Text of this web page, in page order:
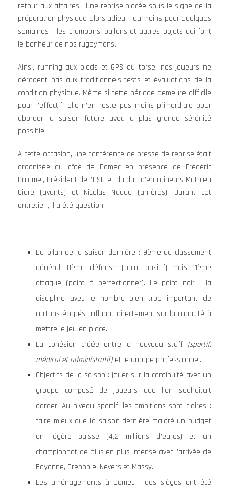
retour aux affaires. Une reprise placée sous le signe de la
préparation physique alors adieu – du moins pour quelques
semaines – les crampons, ballons et autres objets qui font
le bonheur de nos rugbymans.
Ainsi, running aux pieds et GPS au torse, nos joueurs ne
dérogent pas aux traditionnels tests et évaluations de la
condition physique. Même si cette période demeure difficile
pour l’effectif, elle n’en reste pas moins primordiale pour
aborder la saison future avec la plus grande sérénité
possible.
A cette occasion, une conférence de presse de reprise était
organisée du côté de Domec en présence de Frédéric
Calamel, Président de l’USC et du duo d’entraîneurs Mathieu
Cidre (avants) et Nicolas Nadau (arrières). Durant cet
entretien, il a été question :
Du bilan de la saison dernière : 9ème au classement
général, 8ème défense (point positif) mais 11ème
attaque (point à perfectionner). Le point noir : la
discipline avec le nombre bien trop important de
cartons écopés, influant directement sur la capacité à
mettre le jeu en place.
La cohésion créée entre le nouveau staff (sportif,
médical et administratif)et le groupe professionnel.
Objectifs de la saison : jouer sur la continuité avec un
groupe composé de joueurs que l’on souhaitait
garder. Au niveau sportif, les ambitions sont claires :
faire mieux que la saison dernière malgré un budget
en légère baisse (4,2 millions d’euros) et un
championnat de plus en plus intense avec l’arrivée de
Bayonne, Grenoble, Nevers et Massy.
Les aménagements à Domec : des sièges ont été